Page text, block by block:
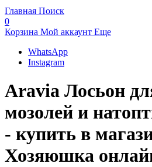
Главная Поиск
0
Корзина Мой аккаунт Еще
WhatsApp
Instagram
Aravia Лосьон
мозолей и
- купить в
Хозяюшка